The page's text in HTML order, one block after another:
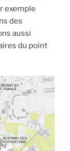
exemple
des
aussi
du point